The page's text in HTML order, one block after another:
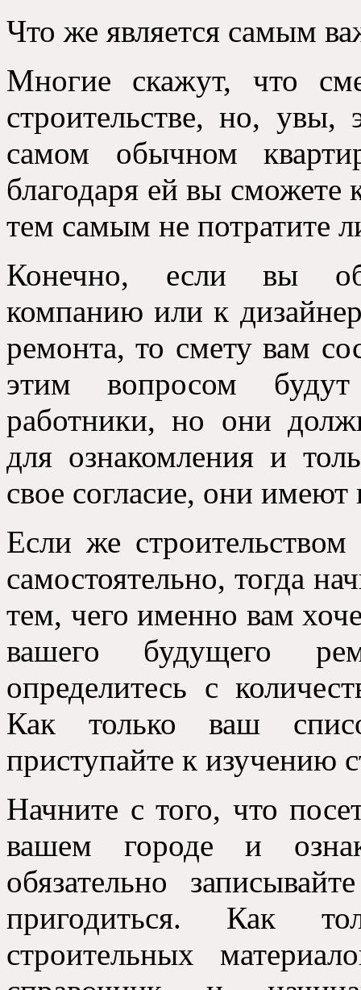
Что же является самым
Многие скажут, что
строительстве, но,
самом обычном
благодаря ей вы сможете
тем самым не потратите
Конечно, если вы
компанию или к
ремонта, то смету вам
этим вопросом
работники, но они
для ознакомления и
свое согласие, они имеют
Если же
самостоятельно, тогда
тем, чего именно вам
вашего будущего
определитесь с
Как только ваш
приступайте к изучению
Начните с того, что
вашем городе и
обязательно
пригодиться. Как
строительных